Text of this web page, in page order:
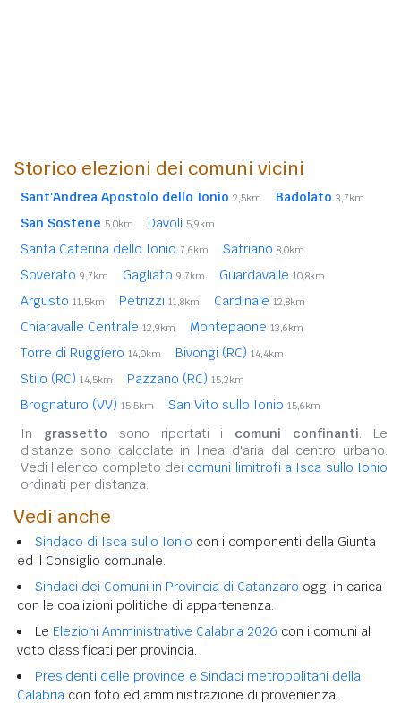
Storico elezioni dei comuni vicini
Sant'Andrea Apostolo dello Ionio 2,5km Badolato 3,7km
San Sostene 5,0km Davoli 5,9km
Santa Caterina dello Ionio 7,6km Satriano 8,0km
Soverato 9,7km Gagliato 9,7km Guardavalle 10,8km
Argusto 11,5km Petrizzi 11,8km Cardinale 12,8km
Chiaravalle Centrale 12,9km Montepaone 13,6km
Torre di Ruggiero 14,0km Bivongi (RC) 14,4km
Stilo (RC) 14,5km Pazzano (RC) 15,2km
Brognaturo (VV) 15,5km San Vito sullo Ionio 15,6km
In grassetto sono riportati i comuni confinanti. Le
distanze sono calcolate in linea d'aria dal centro urbano.
Vedi l'elenco completo dei comuni limitrofi a Isca sullo Ionio
ordinati per distanza.
Vedi anche
Sindaco di Isca sullo Ionio con i componenti della Giunta
ed il Consiglio comunale.
Sindaci dei Comuni in Provincia di Catanzaro oggi in carica
con le coalizioni politiche di appartenenza.
Le Elezioni Amministrative Calabria 2026 con i comuni al
voto classificati per provincia.
Presidenti delle province e Sindaci metropolitani della
Calabria con foto ed amministrazione di provenienza.